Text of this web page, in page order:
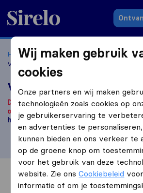
Sirelo.nl
Home Verhuisbedrijven
Verhuisbedrijf MiMo
Verhuisbedrijf MiMo
Dit bedrijf is, voor zover bij ons bekend,
operationeel. Ben je op zoek naar een
hier.
Overzicht Reviews
Wij maken gebruik
cookies
Onze partners en wij maken
technologieën zoals cookies op
je gebruikerservaring te
en advertenties te
kunnen bieden en ons verkeer te
op de groene knop om
voor het gebruik van deze
website. Zie onsCookiebeleid
informatie of om je